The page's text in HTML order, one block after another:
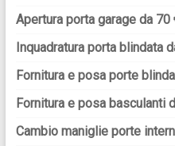
Apertura porta garage da 70
Inquadratura porta blindata
Fornitura e posa porte
Fornitura e posa basculanti
Cambio maniglie porte